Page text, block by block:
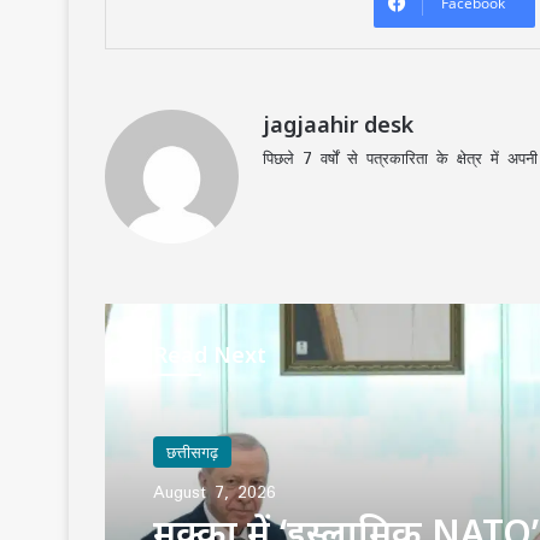
jagjaahir desk
पिछले 7 वर्षों से पत्रकारिता के क्षेत्र में
Read Next
छत्तीसगढ़
August 7, 2026